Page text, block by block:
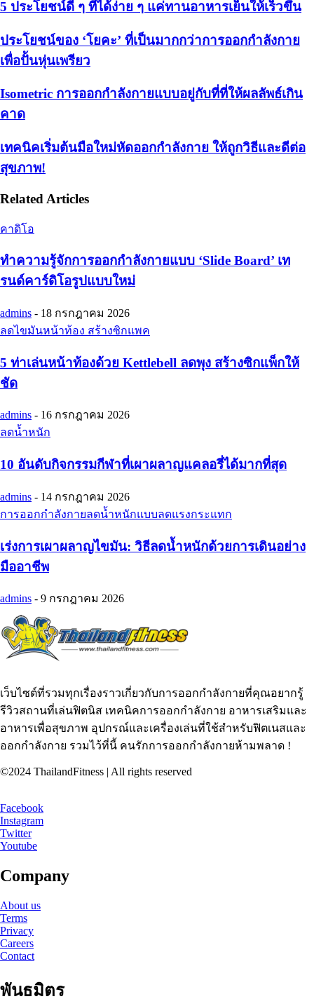
5 ประโยชน์ดี ๆ ที่ได้ง่าย ๆ แค่ทานอาหารเย็นให้เร็วขึ้น
ประโยชน์ของ ‘โยคะ’ ที่เป็นมากกว่าการออกกำลังกาย
เพื่อปั้นหุ่นเพรียว
Isometric การออกกำลังกายแบบอยู่กับที่ที่ให้ผลลัพธ์เกิน
คาด
เทคนิคเริ่มต้นมือใหม่หัดออกกำลังกาย ให้ถูกวิธีและดีต่อ
สุขภาพ!
Related Articles
คาดิโอ
ทำความรู้จักการออกกำลังกายแบบ ‘Slide Board’ เท
รนด์คาร์ดิโอรูปแบบใหม่
admins - 18 กรกฎาคม 2026
ลดไขมันหน้าท้อง สร้างซิกแพค
5 ท่าเล่นหน้าท้องด้วย Kettlebell ลดพุง สร้างซิกแพ็กให้
ชัด
admins - 16 กรกฎาคม 2026
ลดน้ำหนัก
10 อันดับกิจกรรมกีฬาที่เผาผลาญแคลอรี่ได้มากที่สุด
admins - 14 กรกฎาคม 2026
การออกกำลังกายลดน้ำหนักแบบลดแรงกระแทก
เร่งการเผาผลาญไขมัน: วิธีลดน้ำหนักด้วยการเดินอย่าง
มืออาชีพ
admins - 9 กรกฎาคม 2026
เว็บไซต์ที่รวมทุกเรื่องราวเกี่ยวกับการออกกำลังกายที่คุณอยากรู้
รีวิวสถานที่เล่นฟิตนิส เทคนิคการออกกำลังกาย อาหารเสริมและ
อาหารเพื่อสุขภาพ อุปกรณ์และเครื่องเล่นที่ใช้สำหรับฟิตเนสและ
ออกกำลังกาย รวมไว้ที่นี้ คนรักการออกกำลังกายห้ามพลาด !
©2024 ThailandFitness | All rights reserved
Facebook
Instagram
Twitter
Youtube
Company
About us
Terms
Privacy
Careers
Contact
พันธมิตร